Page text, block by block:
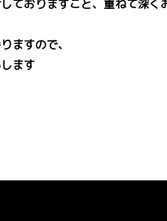
ておりますこと、重ねて深く
ますので、
ます